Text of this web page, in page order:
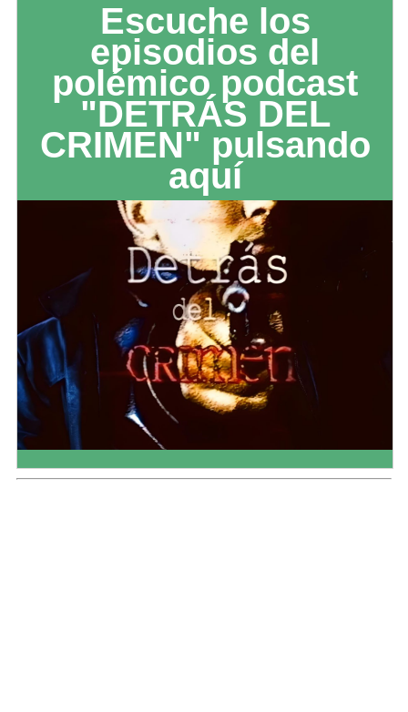
Escuche los
episodios del
polémico podcast
"DETRÁS DEL
CRIMEN" pulsando
aquí